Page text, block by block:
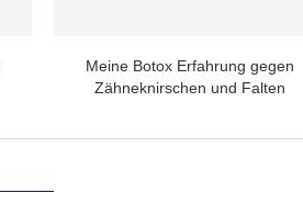
Meine Botox Erfahrung gegen
Zähneknirschen und Falten